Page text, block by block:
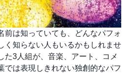
前は知っていても、どんなパフォ
く知らない人もいるかもしれませ
た3人組が、音楽、アート、コメ
では表現しきれない独創的なパフ